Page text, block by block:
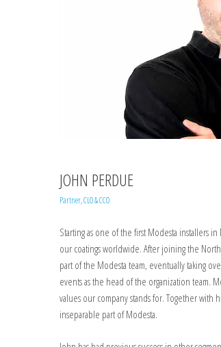
JOHN PERDUE
Partner, CLO & CCO
Starting as one of the first Modesta installers
our coatings worldwide. After joining the
part of the Modesta team, eventually taking
events as the head of the organization team.
values our company stands for. Together
inseparable part of Modesta.